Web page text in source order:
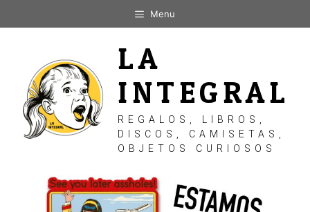
al
Menu
LA
INTEGRAL
REGALOS, LIBROS,
DISCOS, CAMISETAS,
OBJETOS CURIOSOS